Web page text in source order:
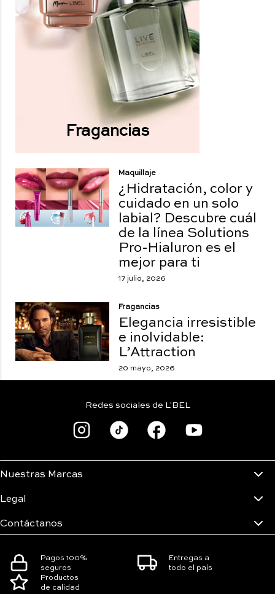
Fragancias
Maquillaje
¿Hidratación, color y
cuidado en un solo
labial? Descubre cuál
de la línea Solutions
Pro-Hialuron es el
mejor para ti
17 julio, 2026
Fragancias
Elegancia irresistible
e inolvidable:
L’Attraction
20 mayo, 2026
Nuestras Marcas
Legal
Contáctanos
Redes sociales de L'BEL
Pagos 100%
seguros
Entregas a
todo el país
Productos
de calidad